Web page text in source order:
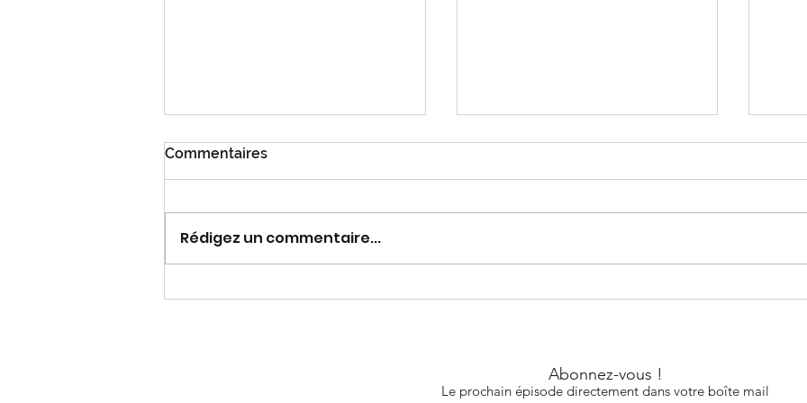
Rosetta Tharpe
Ruth
Commentaires
Rédigez un commentaire...
Abonnez-vous !
Le prochain épisode directement dans votre boîte mail